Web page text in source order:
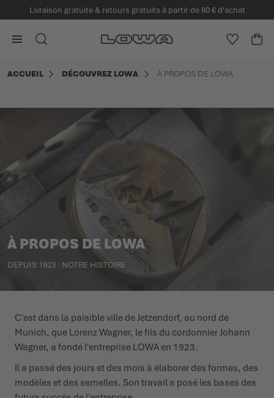
principal
Livraison gratuite & retours gratuits à partir de 80 € d'achat
Aller à la page d'accueil
CHERCHER LISTE
ACCUEIL DÉCOUVREZ LOWA À PROPOS DE LOWA
À PROPOS DE LOWA
DEPUIS 1923 : NOTRE HISTOIRE
C'est dans la paisible ville de Jetzendorf, au nord de
Munich, que Lorenz Wagner, le fils du cordonnier Johann
Wagner, a fondé l'entreprise LOWA en 1923.
Il a passé des jours et des mois à élaborer des formes, des
modèles et des semelles. Son travail a posé les bases des